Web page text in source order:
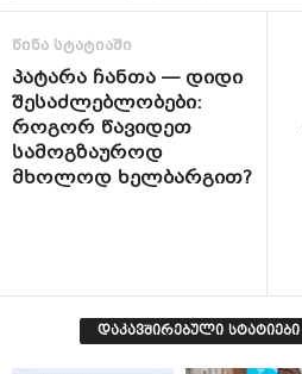
წინა სტატიაში
პატარა ჩანთა — დიდი
შესაძლებლობები:
როგორ წავიდეთ
სამოგზაუროდ
მხოლოდ ხელბარგით?
დაკავშირებული სტატიები